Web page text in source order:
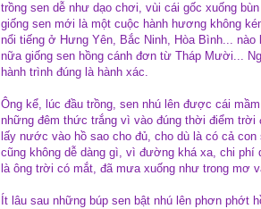
trồng sen dễ như dạo chơi, vùi cái gốc xuống
giống sen mới là một cuộc hành hương không
nổi tiếng ở Hưng Yên, Bắc Ninh, Hòa Bình...
nữa giống sen hồng cánh đơn từ Tháp Mười...
hành trình đúng là hành xác.
Ông kể, lúc đầu trồng, sen nhú lên được cái
những đêm thức trắng vì vào đúng thời điểm
lấy nước vào hồ sao cho đủ, cho dù là có cả
cũng không dễ dàng gì, vì đường khá xa, chi phí
là ông trời có mắt, đã mưa xuống như trong mơ
Ít lâu sau những búp sen bật nhú lên phơn phớt